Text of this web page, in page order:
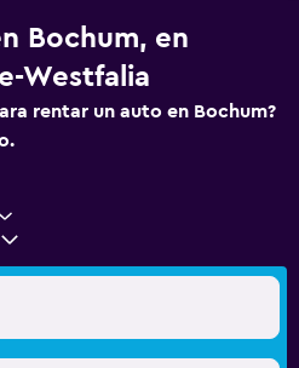
Bochum, en
Westfalia
rentar un auto en Bochum?